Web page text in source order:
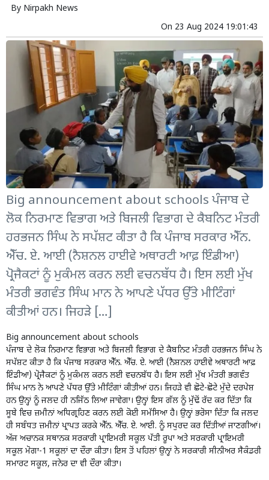
By Nirpakh News
On 23 Aug 2024 19:01:43
Big announcement about schools ਪੰਜਾਬ ਦੇ
ਲੋਕ ਨਿਰਮਾਣ ਵਿਭਾਗ ਅਤੇ ਬਿਜਲੀ ਵਿਭਾਗ ਦੇ ਕੈਬਨਿਟ ਮੰਤਰੀ
ਹਰਭਜਨ ਸਿੰਘ ਨੇ ਸਪੱਸ਼ਟ ਕੀਤਾ ਹੈ ਕਿ ਪੰਜਾਬ ਸਰਕਾਰ ਐੱਨ.
ਐੱਚ. ਏ. ਆਈ (ਨੈਸ਼ਨਲ ਹਾਈਵੇ ਅਥਾਰਟੀ ਆਫ਼ ਇੰਡੀਆ)
ਪ੍ਰੋਜੈਕਟਾਂ ਨੂੰ ਮੁਕੰਮਲ ਕਰਨ ਲਈ ਵਚਨਬੱਧ ਹੈ। ਇਸ ਲਈ ਮੁੱਖ
ਮੰਤਰੀ ਭਗਵੰਤ ਸਿੰਘ ਮਾਨ ਨੇ ਆਪਣੇ ਪੱਧਰ ਉੱਤੇ ਮੀਟਿੰਗਾਂ
ਕੀਤੀਆਂ ਹਨ। ਜਿਹੜੇ […]
Big announcement about schools
ਪੰਜਾਬ ਦੇ ਲੋਕ ਨਿਰਮਾਣ ਵਿਭਾਗ ਅਤੇ ਬਿਜਲੀ ਵਿਭਾਗ ਦੇ ਕੈਬਨਿਟ ਮੰਤਰੀ ਹਰਭਜਨ ਸਿੰਘ ਨੇ
ਸਪੱਸ਼ਟ ਕੀਤਾ ਹੈ ਕਿ ਪੰਜਾਬ ਸਰਕਾਰ ਐੱਨ. ਐੱਚ. ਏ. ਆਈ (ਨੈਸ਼ਨਲ ਹਾਈਵੇ ਅਥਾਰਟੀ ਆਫ਼
ਇੰਡੀਆ) ਪ੍ਰੋਜੈਕਟਾਂ ਨੂੰ ਮੁਕੰਮਲ ਕਰਨ ਲਈ ਵਚਨਬੱਧ ਹੈ। ਇਸ ਲਈ ਮੁੱਖ ਮੰਤਰੀ ਭਗਵੰਤ
ਸਿੰਘ ਮਾਨ ਨੇ ਆਪਣੇ ਪੱਧਰ ਉੱਤੇ ਮੀਟਿੰਗਾਂ ਕੀਤੀਆਂ ਹਨ। ਜਿਹੜੇ ਵੀ ਛੋਟੇ-ਛੋਟੇ ਮੁੱਦੇ ਦਰਪੇਸ਼
ਹਨ ਉਨ੍ਹਾਂ ਨੂੰ ਜਲਦ ਹੀ ਨਜਿੱਠ ਲਿਆ ਜਾਵੇਗਾ। ਉਨ੍ਹਾਂ ਇਸ ਗੱਲ ਨੂੰ ਮੁੱਢੋਂ ਰੱਦ ਕਰ ਦਿੱਤਾ ਕਿ
ਸੂਬੇ ਵਿਚ ਜ਼ਮੀਨਾਂ ਅਧਿਗ੍ਰਹਿਣ ਕਰਨ ਲਈ ਕੋਈ ਸਮੱਸਿਆ ਹੈ। ਉਨ੍ਹਾਂ ਭਰੋਸਾ ਦਿੱਤਾ ਕਿ ਜਲਦ
ਹੀ ਸਬੰਧਤ ਜ਼ਮੀਨਾਂ ਪ੍ਰਾਪਤ ਕਰਕੇ ਐੱਨ. ਐੱਚ. ਏ. ਆਈ. ਨੂੰ ਸਪੁਰਦ ਕਰ ਦਿੱਤੀਆਂ ਜਾਣਗੀਆਂ।
ਅੱਜ ਅਚਾਨਕ ਸਥਾਨਕ ਸਰਕਾਰੀ ਪ੍ਰਾਇਮਰੀ ਸਕੂਲ ਪੱਤੀ ਰੂਪਾ ਅਤੇ ਸਰਕਾਰੀ ਪ੍ਰਾਇਮਰੀ
ਸਕੂਲ ਮੋਗਾ-1 ਸਕੂਲਾਂ ਦਾ ਦੌਰਾ ਕੀਤਾ। ਇਸ ਤੋਂ ਪਹਿਲਾਂ ਉਨ੍ਹਾਂ ਨੇ ਸਰਕਾਰੀ ਸੀਨੀਅਰ ਸੈਕੰਡਰੀ
ਸਮਾਰਟ ਸਕੂਲ, ਜਨੇਰ ਦਾ ਵੀ ਦੌਰਾ ਕੀਤਾ।